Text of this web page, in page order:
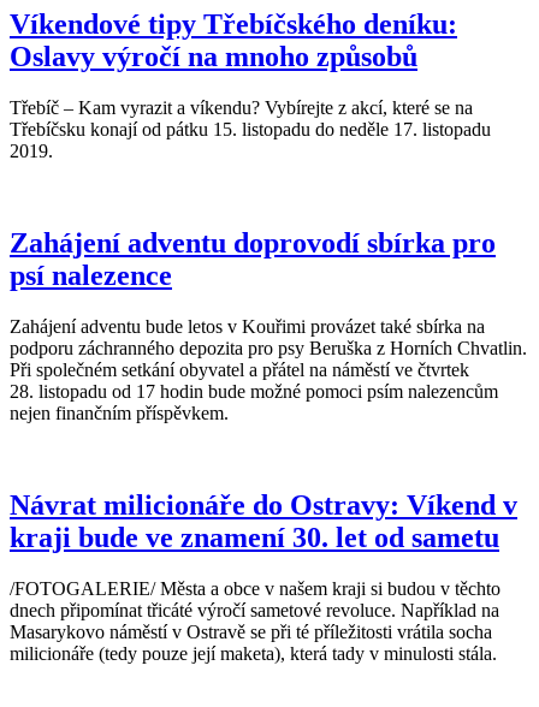
Víkendové tipy Třebíčského deníku:
Oslavy výročí na mnoho způsobů
Třebíč – Kam vyrazit a víkendu? Vybírejte z akcí, které se na
Třebíčsku konají od pátku 15. listopadu do neděle 17. listopadu
2019.
Zahájení adventu doprovodí sbírka pro
psí nalezence
Zahájení adventu bude letos v Kouřimi provázet také sbírka na
podporu záchranného depozita pro psy Beruška z Horních Chvatlin.
Při společném setkání obyvatel a přátel na náměstí ve čtvrtek
28. listopadu od 17 hodin bude možné pomoci psím nalezencům
nejen finančním příspěvkem.
Návrat milicionáře do Ostravy: Víkend v
kraji bude ve znamení 30. let od sametu
/FOTOGALERIE/ Města a obce v našem kraji si budou v těchto
dnech připomínat třicáté výročí sametové revoluce. Například na
Masarykovo náměstí v Ostravě se při té příležitosti vrátila socha
milicionáře (tedy pouze její maketa), která tady v minulosti stála.